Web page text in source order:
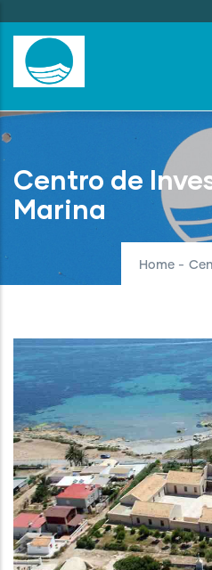
to
main
content
Centro de
Marina
Home -